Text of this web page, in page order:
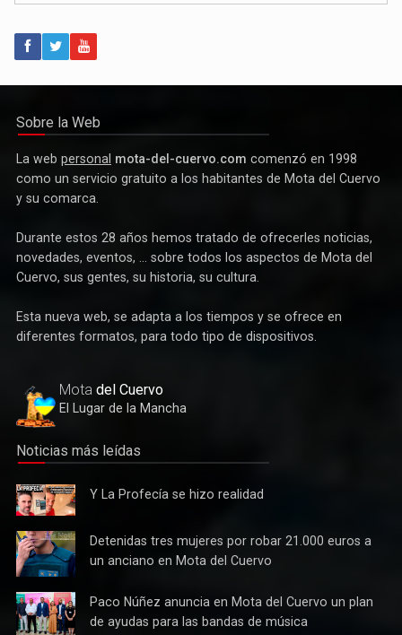
Política
Deportes
Cultura
La webpersonal mota-del-cuervo.comcomenzó en 1998
como un servicio gratuito a los habitantes de Mota del Cuervo
Durante estos 28 años hemos tratado de ofrecerles noticias,
novedades, eventos, ... sobre todos los aspectos de Mota del
Esta nueva web, se adapta a los tiempos y se ofrece en
Motadel Cuervo
Y La
Profecía
se hizo
realidad
Detenidas
tres
mujeres
por robar
21.000
Detenidas tres mujeres por robar 21.000 euros a
Paco
Paco Núñez anuncia en Mota del Cuervo un plan